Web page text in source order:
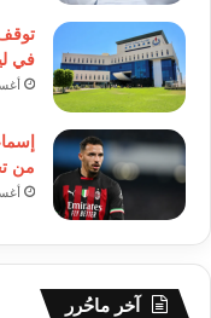
في
من
آخر ماحُرر